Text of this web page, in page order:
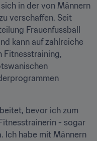
in der von Männern
verschaffen. Seit
Frauenfussball
kann auf zahlreiche
Fitnesstraining,
bevor ich zum
- sogar
Ich habe mit Männern